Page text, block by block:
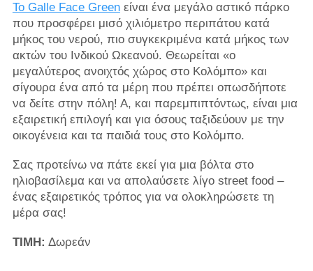
Το Galle Face Greenείναι ένα μεγάλο αστικό πάρκο
που προσφέρει μισό χιλιόμετρο περιπάτου κατά
μήκος του νερού, πιο συγκεκριμένα κατά μήκος των
ακτών του Ινδικού Ωκεανού. Θεωρείται «ο
μεγαλύτερος ανοιχτός χώρος στο Κολόμπο» και
σίγουρα ένα από τα μέρη που πρέπει οπωσδήποτε
να δείτε στην πόλη! Α, και παρεμπιπτόντως, είναι μια
εξαιρετική επιλογή και για όσους ταξιδεύουν με την
οικογένεια και τα παιδιά τους στο Κολόμπο.
Σας προτείνω να πάτε εκεί για μια βόλτα στο
ηλιοβασίλεμα και να απολαύσετε λίγο street food –
ένας εξαιρετικός τρόπος για να ολοκληρώσετε τη
μέρα σας!
ΤΙΜΗ: Δωρεάν